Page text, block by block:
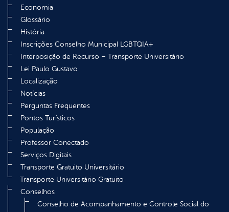
Economia
Glossário
História
Inscrições Conselho Municipal LGBTQIA+
Interposição de Recurso – Transporte Universitário
Lei Paulo Gustavo
Localização
Notícias
Perguntas Frequentes
Pontos Turísticos
População
Professor Conectado
Serviços Digitais
Transporte Gratuito Universitário
Transporte Universitário Gratuito
Conselhos
Conselho de Acompanhamento e Controle Social do